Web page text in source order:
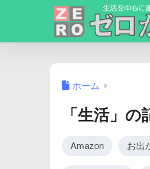
ホーム
「生活」の
Amazon お出